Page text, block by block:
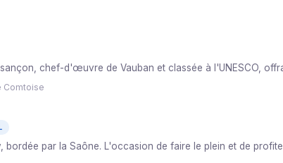
chef-d'œuvre de Vauban et classée à l'UNESCO,
Comtoise
bordée par la Saône. L'occasion de faire le plein et de